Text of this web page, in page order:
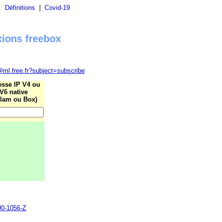
Définitions Covid-19
freebox
IP V4 ou
V6 native
ou Box)
1056-Z